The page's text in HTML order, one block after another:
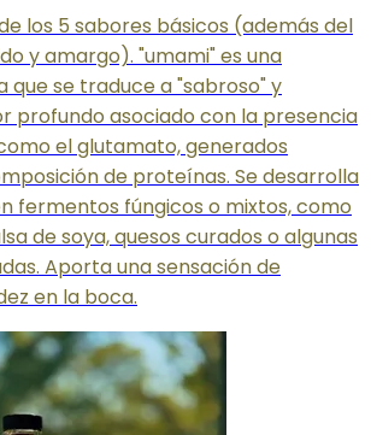
los 5 sabores básicos (además del
y amargo). "umami" es una
que se traduce a "sabroso" y
profundo asociado con la presencia
el glutamato, generados
de proteínas. Se desarrolla
fermentos fúngicos o mixtos, como
de soya, quesos curados o algunas
Aporta una sensación de
en la boca.